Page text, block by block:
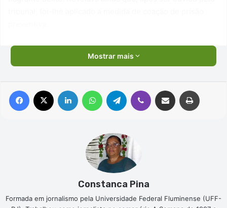
Mostrar mais
Facebook Linkedin WhatsAppTelegram Viber Compartilhar via e-mail
Constanca Pina
Formada em jornalismo pela Universidade Federal Fluminense (UFF-